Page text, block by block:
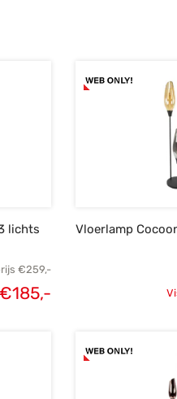
lichts
€259,-
€185,-
€185,-.
Vloerlamp